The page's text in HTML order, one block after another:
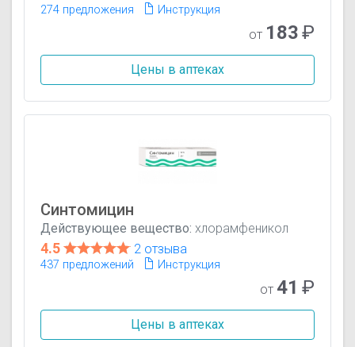
274 предложения Инструкция
от 183₽
Цены в аптеках
Синтомицин
Действующее вещество: хлорамфеникол
4.5 2 отзыва
437 предложений Инструкция
от 41 ₽
Цены в аптеках